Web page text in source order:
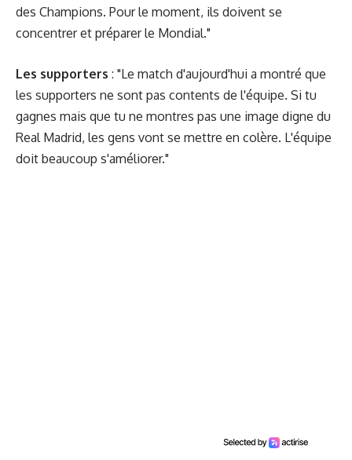
des Champions. Pour le moment, ils doivent se
concentrer et préparer le Mondial."
Les supporters : "Le match d'aujourd'hui a montré que
les supporters ne sont pas contents de l'équipe. Si tu
gagnes mais que tu ne montres pas une image digne du
Real Madrid, les gens vont se mettre en colère. L'équipe
doit beaucoup s'améliorer."